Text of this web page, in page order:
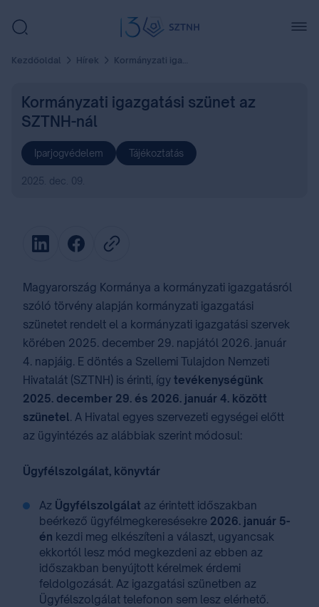
Kezdőoldal Hírek Kormányzati igazgatási szünet az SZTNH-nál
Kormányzati igazgatási szünet az
SZTNH-nál
Iparjogvédelem Tájékoztatás
2025. dec. 09.
Magyarország Kormánya a kormányzati igazgatásról
szóló törvény alapján kormányzati igazgatási
szünetet rendelt el a kormányzati igazgatási szervek
körében 2025. december 29.⁣⁣ napjától 2026. január
4. napjáig. E döntés a Szellemi Tulajdon Nemzeti
Hivatalát (SZTNH) is érinti, így tevékenységünk
2025. december 29.⁣ és ⁣2026. január 4⁣⁣.⁣ között
szünetel. A Hivatal egyes szervezeti egységei előtt
az ügyintézés az alábbiak szerint módosul:
Ügyfélszolgálat, könyvtár
Az Ügyfélszolgálat az érintett időszakban
beérkező ügyfélmegkeresésekre 2026. január 5-
én kezdi meg elkészíteni a választ, ugyancsak
ekkortól lesz mód megkezdeni az ebben az
időszakban benyújtott kérelmek érdemi
feldolgozását. Az igazgatási szünetben az
Ügyfélszolgálat telefonon sem lesz elérhető.